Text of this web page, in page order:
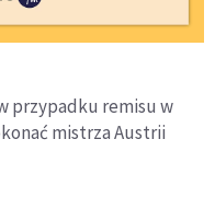
przypadku remisu w
mistrza Austrii